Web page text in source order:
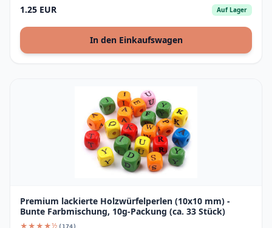
1.25 EUR Auf Lager
In den Einkaufswagen
Premium lackierte Holzwürfelperlen (10x10 mm) -
Bunte Farbmischung, 10g-Packung (ca. 33 Stück)
★★★★½ (174)